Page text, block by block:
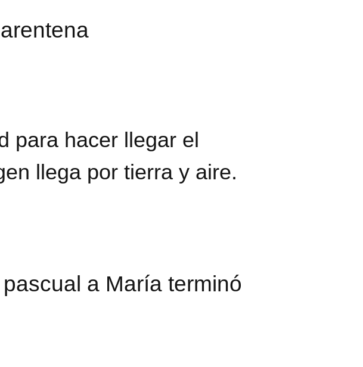
para hacer llegar el
llega por tierra y aire.
a María terminó